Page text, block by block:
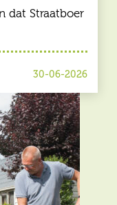
dat Straatboer
30-06-2026